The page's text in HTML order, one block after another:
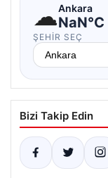
☁Ankara
NaN°C
ŞEHIR SEÇ
Bizi Takip Edin